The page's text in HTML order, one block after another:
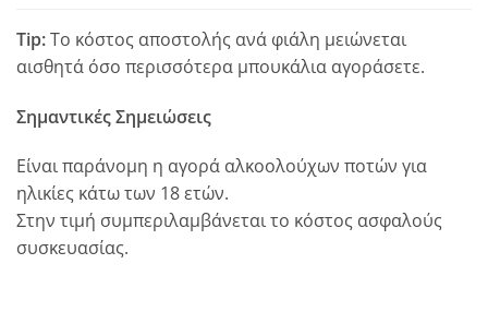
Tip:Το κόστος αποστολής ανά φιάλη μειώνεται
αισθητά όσο περισσότερα μπουκάλια αγοράσετε.
Σημαντικές Σημειώσεις
Είναι παράνομη η αγορά αλκοολούχων ποτών για
ηλικίες κάτω των 18 ετών.
Στην τιμή συμπεριλαμβάνεται το κόστος ασφαλούς
συσκευασίας.